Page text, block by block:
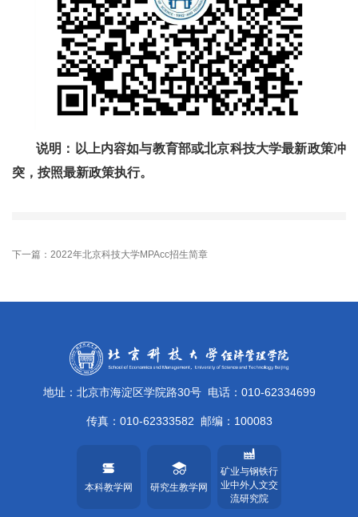
说明：以上内容如与教育部或北京科技大学最新政策冲
突，按照最新政策执行。
下一篇：2022年北京科技大学MPAcc招生简章
地址：北京市海淀区学院路30号 电话：010-62334699
传真：010-62333582 邮编：100083
本科教学网 研究生教学网
矿业与钢铁行
业中外人文交
流研究院